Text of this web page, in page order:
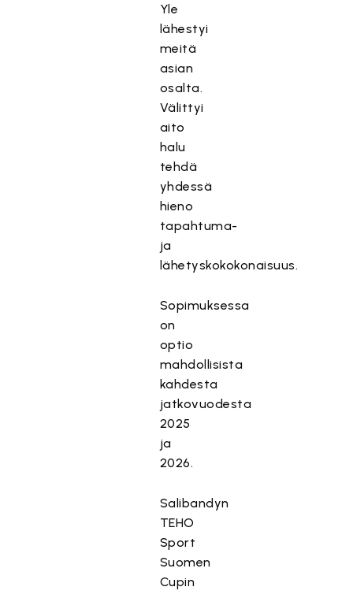
Yle
lähestyi
meitä
asian
osalta.
Välittyi
aito
halu
tehdä
yhdessä
hieno
tapahtuma-
ja
lähetyskokokonaisuus.
Sopimuksessa
on
optio
mahdollisista
kahdesta
jatkovuodesta
2025
ja
2026.
Salibandyn
TEHO
Sport
Suomen
Cupin